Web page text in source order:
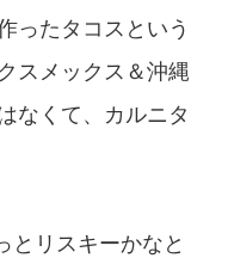
ったタコスという
スメックス＆沖縄
なくて、カルニタ
とリスキーかなと